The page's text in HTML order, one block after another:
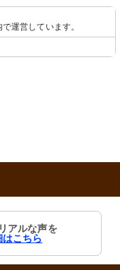
運営しています。
アルな声を
はこちら